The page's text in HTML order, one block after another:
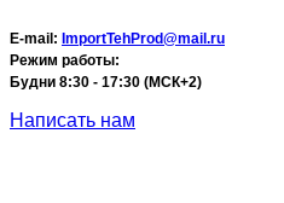
E-mail: ImportTehProd@mail.ru
Режим работы:
Будни 8:30 - 17:30 (МСК+2)
Написать нам